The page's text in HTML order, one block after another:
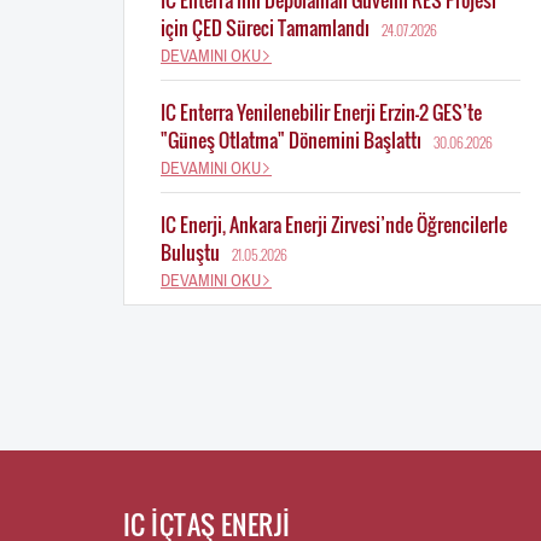
için ÇED Süreci Tamamlandı
24.07.2026
DEVAMINI OKU
IC Enterra Yenilenebilir Enerji Erzin-2 GES’te
"Güneş Otlatma" Dönemini Başlattı
30.06.2026
DEVAMINI OKU
IC Enerji, Ankara Enerji Zirvesi’nde Öğrencilerle
Buluştu
21.05.2026
DEVAMINI OKU
IC İÇTAŞ ENERJİ